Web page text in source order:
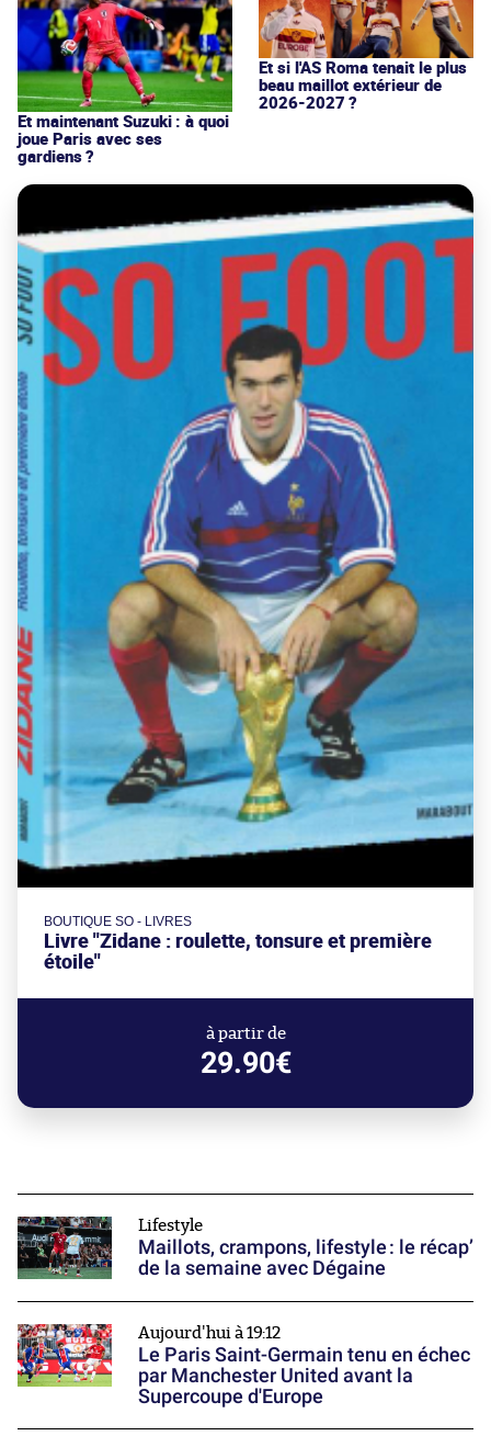
Et maintenant Suzuki : à quoi
joue Paris avec ses
gardiens ?
Et si l'AS Roma tenait le plus
beau maillot extérieur de
2026-2027 ?
BOUTIQUE SO - LIVRES
Livre "Zidane : roulette, tonsure et première
étoile"
à partir de
29.90€
Lifestyle
Maillots, crampons, lifestyle : le récap’
de la semaine avec Dégaine
Aujourd'hui à 19:12
Le Paris Saint-Germain tenu en échec
par Manchester United avant la
Supercoupe d'Europe